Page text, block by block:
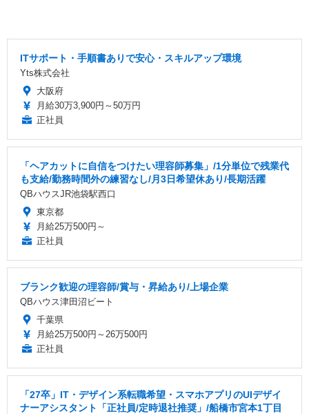
ITサポート・手順書ありで安心・スキルアップ環境
Yts株式会社
大阪府
月給30万3,900円～50万円
正社員
「ヘアカットに自信をつけたい理容師募集」/1分単位で残業代
も支給/勤務時間外の練習なし/月3日希望休あり/長期活躍
QBハウスJR池袋駅西口
東京都
月給25万500円～
正社員
ブランク歓迎の理容師/賞与・昇給あり/上場企業
QBハウス津田沼ビート
千葉県
月給25万500円～26万500円
正社員
「27卒」IT・デザイン系転職希望・スマホアプリのUIデザイ
ナーアシスタント「正社員/定時退社推奨」/船橋市宮本1丁目